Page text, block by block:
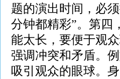
题的演出时间，必
分钟都精彩”。第四
能太长，要便于观
强调冲突和矛盾。
吸引观众的眼球。